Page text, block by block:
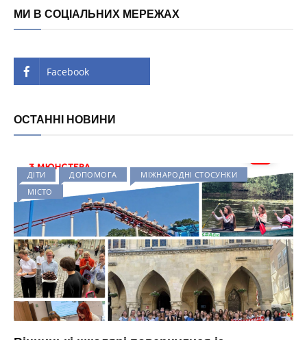
МИ В СОЦІАЛЬНИХ МЕРЕЖАХ
Facebook
ОСТАННІ НОВИНИ
ДІТИ ДОПОМОГА
МІЖНАРОДНІ СТОСУНКИ
МІСТО